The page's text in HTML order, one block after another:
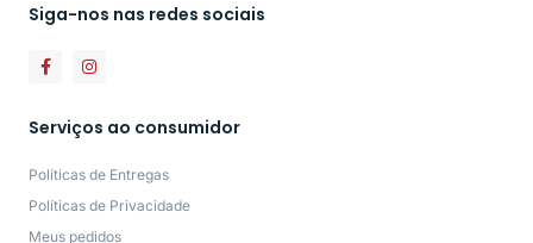
Siga-nos nas redes sociais
Serviços ao consumidor
Políticas de Entregas
Políticas de Privacidade
Meus pedidos